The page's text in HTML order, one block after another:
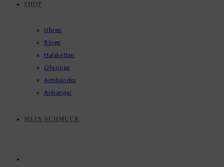
SHOP
Uhren
Ringe
Halsketten
Ohrringe
Armbänder
Anhänger
MEIN SCHMUCK